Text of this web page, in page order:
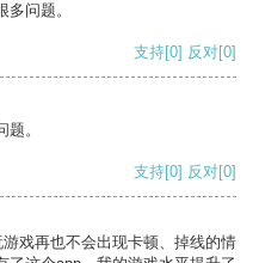
问题。
支持[0] 反对[0]
。
支持[0] 反对[0]
戏再也不会出现卡顿、掉线的情